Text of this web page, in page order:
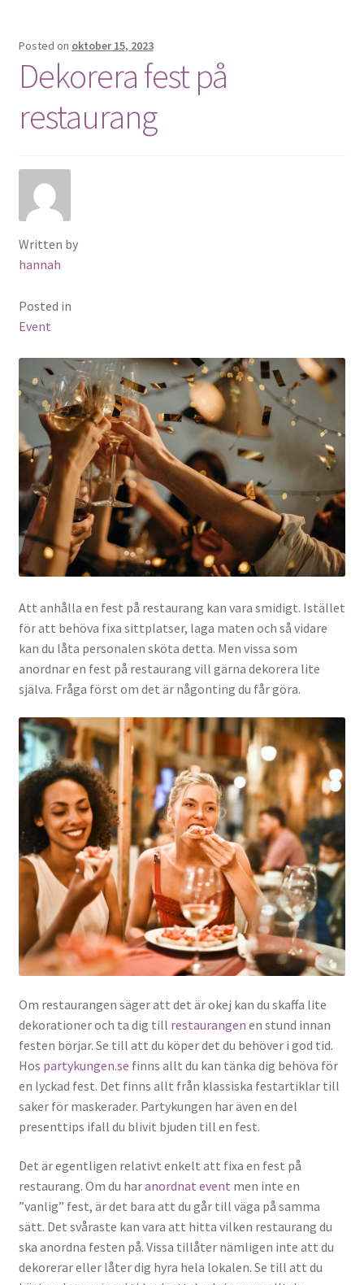
Posted on oktober 15, 2023
Dekorera fest på
restaurang
Written by
hannah
Posted in
Event
Att anhålla en fest på restaurang kan vara smidigt. Istället
för att behöva fixa sittplatser, laga maten och så vidare
kan du låta personalen sköta detta. Men vissa som
anordnar en fest på restaurang vill gärna dekorera lite
själva. Fråga först om det är någonting du får göra.
Om restaurangen säger att det är okej kan du skaffa lite
dekorationer och ta dig till restaurangen en stund innan
festen börjar. Se till att du köper det du behöver i god tid.
Hos partykungen.se finns allt du kan tänka dig behöva för
en lyckad fest. Det finns allt från klassiska festartiklar till
saker för maskerader. Partykungen har även en del
presenttips ifall du blivit bjuden till en fest.
Det är egentligen relativt enkelt att fixa en fest på
restaurang. Om du haranordnat event men inte en
”vanlig” fest, är det bara att du går till väga på samma
sätt. Det svåraste kan vara att hitta vilken restaurang du
ska anordna festen på. Vissa tillåter nämligen inte att du
dekorerar eller låter dig hyra hela lokalen. Se till att du